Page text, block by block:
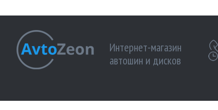
Интернет-магазин
автошин и дисков